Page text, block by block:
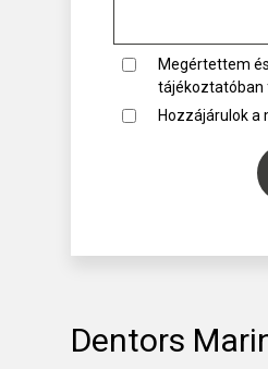
Megértettem
tájékoztató
Hozzájárulok a
Dentors